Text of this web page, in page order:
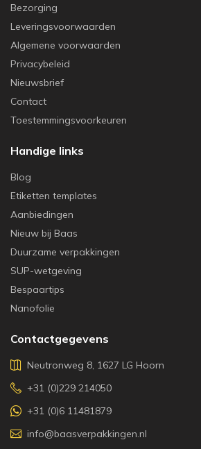
Bezorging
Leveringsvoorwaarden
Algemene voorwaarden
Privacybeleid
Nieuwsbrief
Contact
Toestemmingsvoorkeuren
Handige links
Blog
Etiketten templates
Aanbiedingen
Nieuw bij Baas
Duurzame verpakkingen
SUP-wetgeving
Bespaartips
Nanofolie
Contactgegevens
Neutronweg 8, 1627 LG Hoorn
+31 (0)229 214050
+31 (0)6 11481879
info@baasverpakkingen.nl